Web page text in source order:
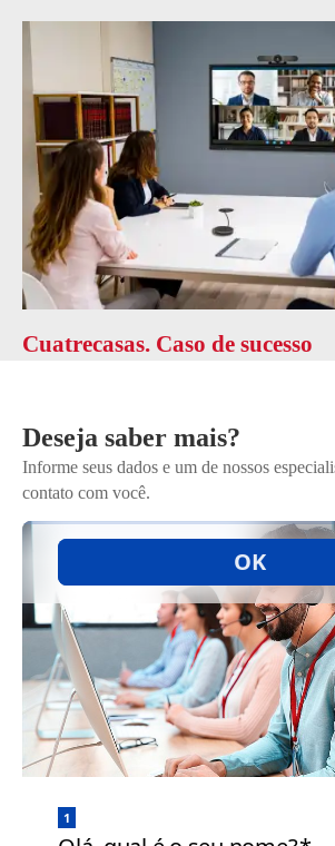
Cuatrecasas. Caso de sucesso
Deseja saber mais?
Informe seus dados e um de nossos
contato com você.